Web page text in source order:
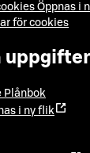
Öppnas i
för cookies
uppgifter
Plånbok
i ny flik